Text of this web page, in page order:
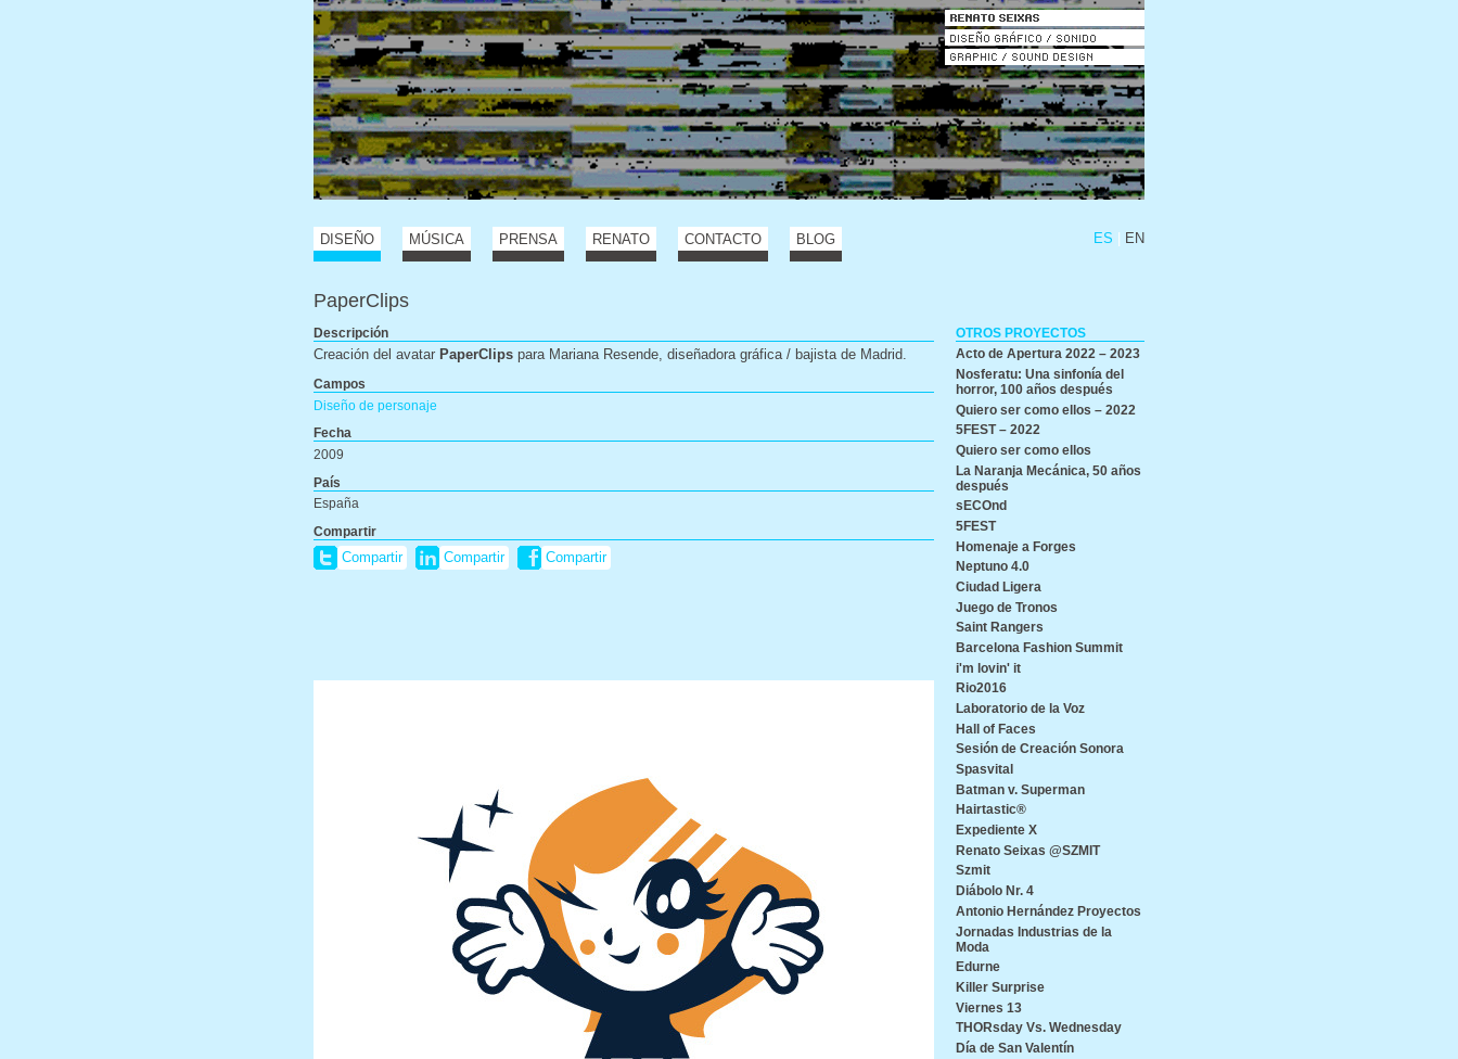
DISEÑO MÚSICA PRENSA RENATO CONTACTO BLOG ES EN
PaperClips
Descripción
Creación del avatar PaperClips para Mariana Resende, diseñadora gráfica / bajista de Madrid.
Campos
Diseño de personaje
Fecha
2009
País
España
Compartir
Compartir Compartir Compartir
OTROS PROYECTOS
Acto de Apertura 2022 – 2023
Nosferatu: Una sinfonía del
horror, 100 años después
Quiero ser como ellos – 2022
5FEST – 2022
Quiero ser como ellos
La Naranja Mecánica, 50 años
después
sECOnd
5FEST
Homenaje a Forges
Neptuno 4.0
Ciudad Ligera
Juego de Tronos
Saint Rangers
Barcelona Fashion Summit
i'm lovin' it
Rio2016
Laboratorio de la Voz
Hall of Faces
Sesión de Creación Sonora
Spasvital
Batman v. Superman
Hairtastic®
Expediente X
Renato Seixas @SZMIT
Szmit
Diábolo Nr. 4
Antonio Hernández Proyectos
Jornadas Industrias de la
Moda
Edurne
Killer Surprise
Viernes 13
THORsday Vs. Wednesday
Día de San Valentín